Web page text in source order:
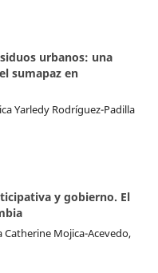
urbanos: una
sumapaz en
Yarledy Rodríguez-Padilla
y gobierno. El
Catherine Mojica-Acevedo,